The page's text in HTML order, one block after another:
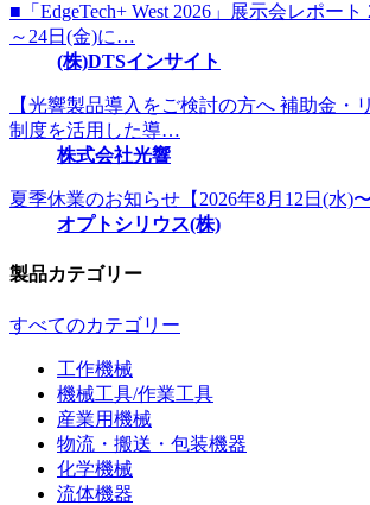
■「EdgeTech+ West 2026」展示会レポー
～24日(金)に…
(株)DTSインサイト
【光響製品導入をご検討の方へ 補助金・
制度を活用した導…
株式会社光響
夏季休業のお知らせ【2026年8月12日(水)〜
オプトシリウス(株)
製品カテゴリー
すべてのカテゴリー
工作機械
機械工具/作業工具
産業用機械
物流・搬送・包装機器
化学機械
流体機器